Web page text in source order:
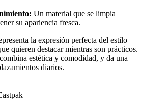
Un material que se limpia
su apariencia fresca.
la expresión perfecta del estilo
quieren destacar mientras son prácticos.
estética y comodidad, y da una
diarios.